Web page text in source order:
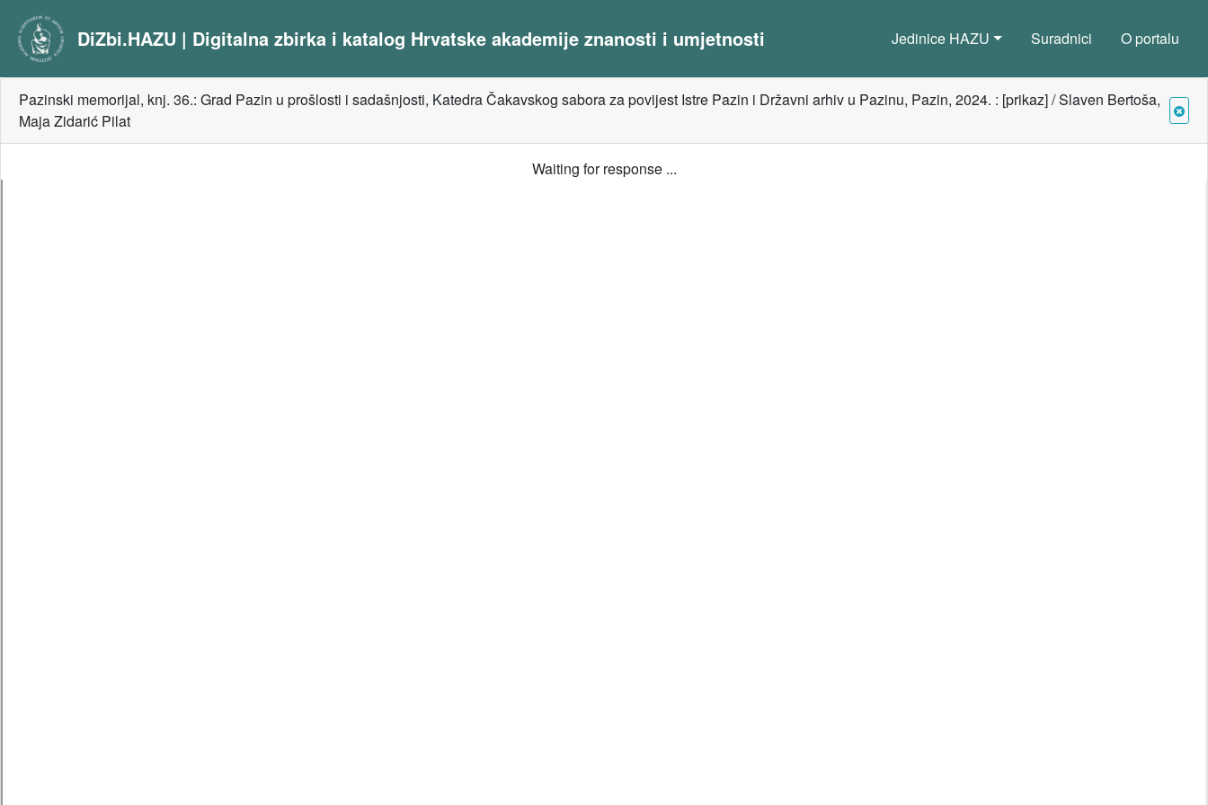
DiZbi.HAZU | Digitalna zbirka i katalog Hrvatske akademije znanosti i umjetnosti Jedinice HAZU Suradnici O portalu
Pazinski memorijal, knj. 36.: Grad Pazin u prošlosti i sadašnjosti, Katedra Čakavskog sabora za povijest Istre Pazin i Državni arhiv u Pazinu, Pazin, 2024. : [prikaz] / Slaven Bertoša,
Maja Zidarić Pilat
Waiting for response ...